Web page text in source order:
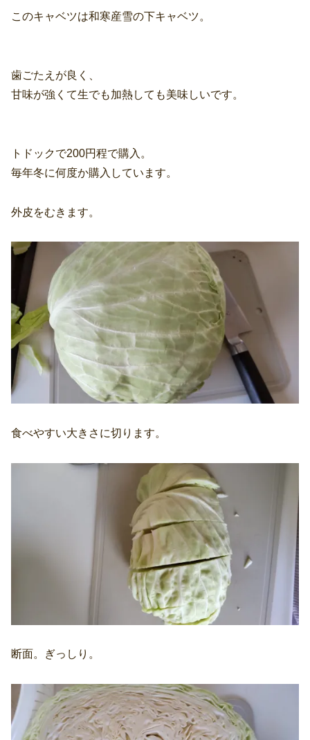
このキャベツは和寒産雪の下キャベツ。
歯ごたえが良く、
甘味が強くて生でも加熱しても美味しいです。
トドックで200円程で購入。
毎年冬に何度か購入しています。
外皮をむきます。
食べやすい大きさに切ります。
断面。ぎっしり。